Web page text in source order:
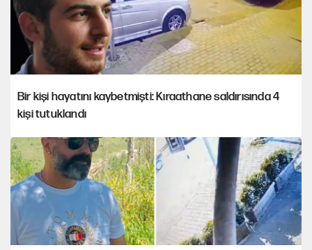
Bir kişi hayatını kaybetmişti: Kıraathane saldırısında 4
kişi tutuklandı